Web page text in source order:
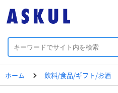
ホーム 飲料/食品/ギフト/お酒